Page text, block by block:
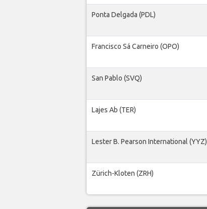
Ponta Delgada (PDL)
Francisco Sá Carneiro (OPO)
San Pablo (SVQ)
Lajes Ab (TER)
Lester B. Pearson International (YYZ)
Zürich-Kloten (ZRH)